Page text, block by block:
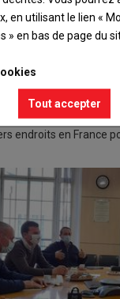
milliers
endroits en France
en utilisant le lien «
» en bas de page du
Tout accepter